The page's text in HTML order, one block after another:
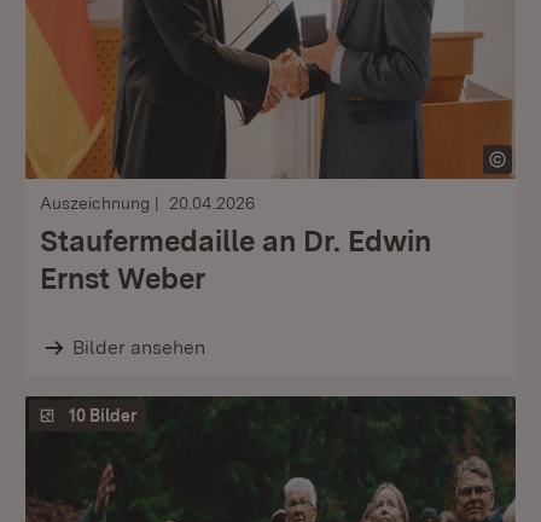
Auszeichnung 20.04.2026
Staufermedaille an Dr. Edwin
Ernst Weber
Bilder ansehen
10 Bilder